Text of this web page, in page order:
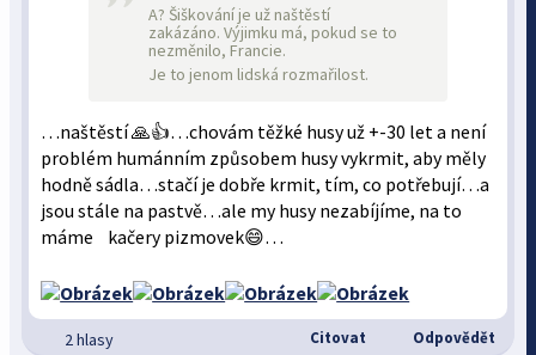
A? Šiškování je už naštěstí
zakázáno. Výjimku má, pokud se to
nezměnilo, Francie.
Je to jenom lidská rozmařilost.
…naštěstí 🙏👍…chovám těžké husy už +-30 let a není
problém humánním způsobem husy vykrmit, aby měly
hodně sádla…stačí je dobře krmit, tím, co potřebují…a
jsou stále na pastvě…ale my husy nezabíjíme, na to
máme kačery pizmovek😄…
2 hlasy Citovat Odpovědět